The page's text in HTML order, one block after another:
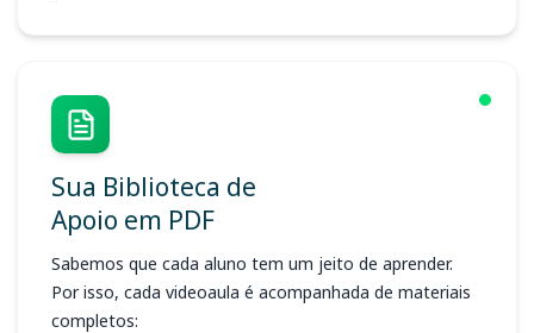
Sua Biblioteca de
Apoio em PDF
Sabemos que cada aluno tem um jeito de aprender.
Por isso, cada videoaula é acompanhada de materiais
completos: